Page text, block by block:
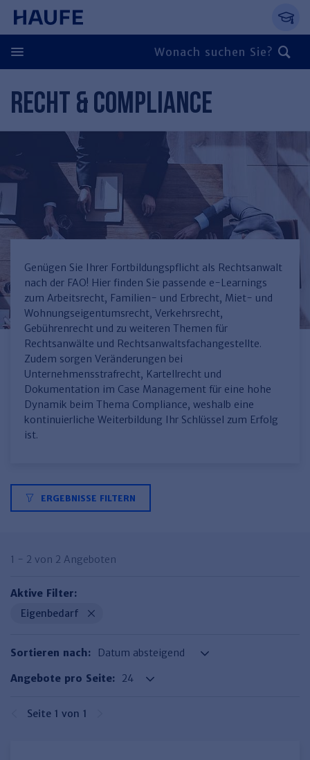
Springe direkt zum Hauptinhalt, zur
Zum Hauptinhalt springen
Zur Navigation springen
Zur Suche springen
Zurück
Personal
Finden Sie Ihr Thema
Arbeitsrecht
Führung
Personalmanagement und
Organisation
Personalentwicklung und
Talentmanagement
Persönlichkeitsentwicklung
Steuern & Rechnungswesen
Finden Sie Ihr Thema
Rechnungswesen
Entgeltabrechnung
Steuerkanzlei und Gebühren
Software und Tools
Recht & Compliance
Finden Sie Ihr Thema
Familien- und Erbrecht
Miet- und WE-Recht
Rechtsanwaltskanzlei und Gebühren
Verkehrsrecht
Wirtschaftsrecht
Insolvenzrecht
Zurück
Immobilien
Finden Sie Ihr Thema
Miet- und Bestandsverwaltung
WEG-Verwaltung
Wohnungswirtschaft
Immobilienverwaltung
Zurück
Öffentlicher Dienst
Finden Sie Ihr Thema
TV-L
TVöD
Kommunale Finanzen
Zurück
Arbeitsschutz & BGM
Finden Sie Ihr Thema
Arbeitsschutz
Zurück
Produktpräsentationen
Haufe Personal Office
Haufe Immobilien
RECHT & COMPLIANCE
Genügen Sie Ihrer Fortbildungspflicht als Rechtsanwalt
nach der FAO! Hier finden Sie passende e-Learnings
zum Arbeitsrecht, Familien- und Erbrecht, Miet- und
Wohnungseigentumsrecht, Verkehrsrecht,
Gebührenrecht und zu weiteren Themen für
Rechtsanwälte und Rechtsanwaltsfachangestellte.
Zudem sorgen Veränderungen bei
Unternehmensstrafrecht, Kartellrecht und
Dokumentation im Case Management für eine hohe
Dynamik beim Thema Compliance, weshalb eine
kontinuierliche Weiterbildung Ihr Schlüssel zum Erfolg
ist.
ERGEBNISSE FILTERN
1 - 2 von 2 Angeboten
Aktive Filter:
Eigenbedarf
Sortieren nach:
Angebote pro Seite:
Seite 1 von 1